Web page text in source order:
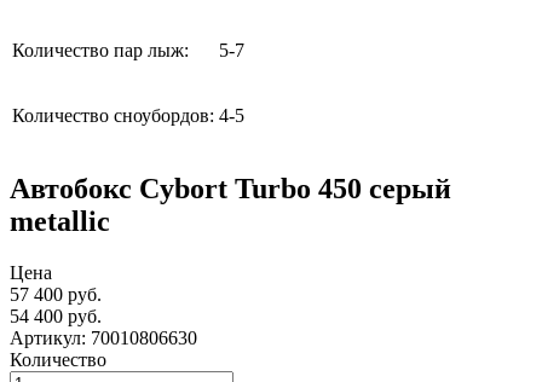
Количество пар лыж: 5-7
Количество сноубордов: 4-5
Автобокс Cybort Turbo 450 серый
metallic
Цена
57 400 руб.
54 400 руб.
Артикул: 70010806630
Количество